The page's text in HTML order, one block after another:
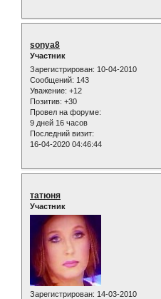
sonya8
Участник
Зарегистрирован: 10-04-2010
Сообщений: 143
Уважение: +12
Позитив: +30
Провел на форуме:
9 дней 16 часов
Последний визит:
16-04-2020 04:46:44
татюня
Участник
Зарегистрирован: 14-03-2010